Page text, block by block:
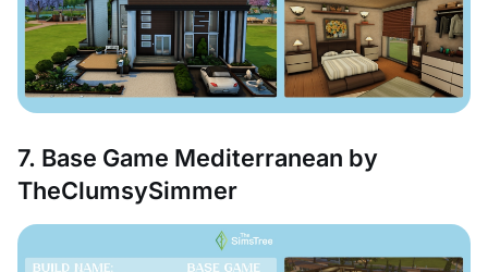
7. Base Game Mediterranean by
TheClumsySimmer